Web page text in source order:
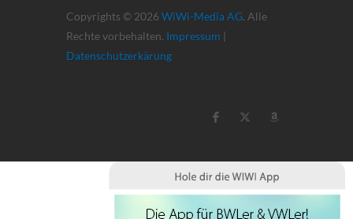
Copyrights © 2026 WiWi-Media AG. Alle
Rechte vorbehalten. Impressum |
Datenschutzerkärung